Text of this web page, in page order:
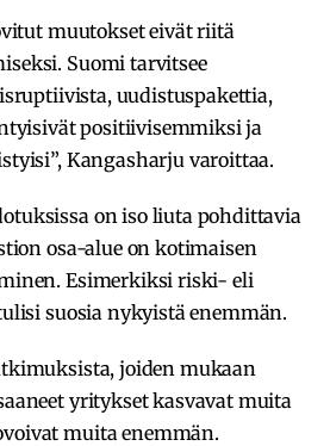
muutokset eivät riitä
Suomi tarvitsee
uudistuspakettia,
positiivisemmiksi ja
Kangasharju varoittaa.
on iso liuta pohdittavia
osa-alue on kotimaisen
Esimerkiksi riski- eli
suosia nykyistä enemmän.
joiden mukaan
yritykset kasvavat muita
muita enemmän.